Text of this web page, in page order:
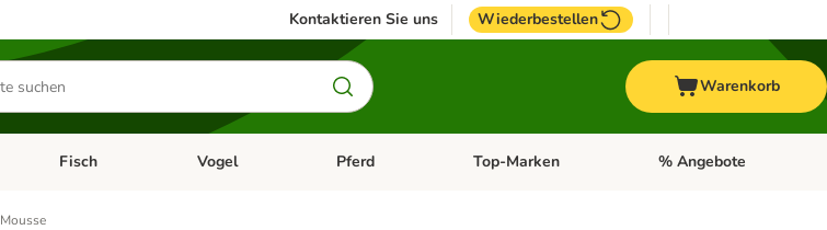
Kontaktieren Sie uns Wiederbestellen
Warenkorb
Hundefutter & Zubehör
Kategorie-Menü öffnen: Kleintier
Fisch Kategorie-Menü öffnen: Fisch
Vogel Kategorie-Menü öffnen: Vogel
Pferd Kategorie-Menü öffnen: Pferd
Top-Marken Kategorie-Menü öffnen:
% Angebote